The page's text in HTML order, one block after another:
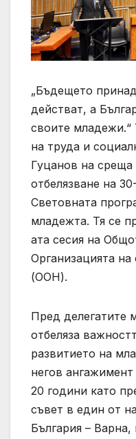
„Бъдещето
действат, а
своите младежи.“
на труда и
Гуцанов на
отбелязване на
Световната
младежта. Тя се
ата сесия на
Организацията
(ООН).
Пред делегатите
отбеляза
развитието на
негов
20 години като
съвет в един от
България –